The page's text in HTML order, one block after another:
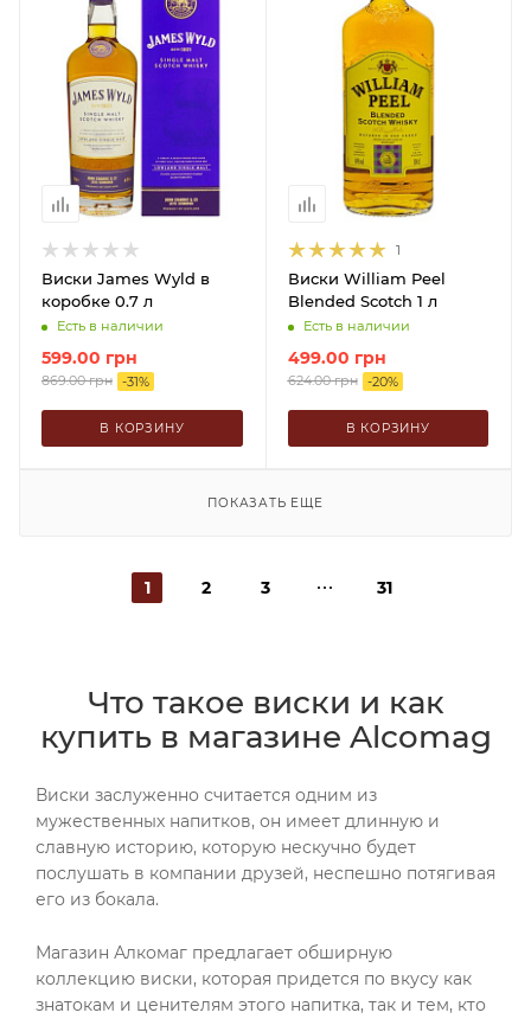
Что такое виски и как
купить в магазине Alcomag
Виски заслуженно считается одним из
мужественных напитков, он имеет длинную и
славную историю, которую нескучно будет
послушать в компании друзей, неспешно потягивая
его из бокала.
Магазин Алкомаг предлагает обширную
коллекцию виски, которая придется по вкусу как
знатокам и ценителям этого напитка, так и тем, кто
Виски James Wyld в
коробке 0.7 л
Есть в наличии
599.00 грн
869.00грн -31%
В КОРЗИНУ
1
Виски William Peel
Blended Scotch 1 л
Есть в наличии
499.00 грн
624.00грн -20%
В КОРЗИНУ
ПОКАЗАТЬ ЕЩЕ
1 2 3 31